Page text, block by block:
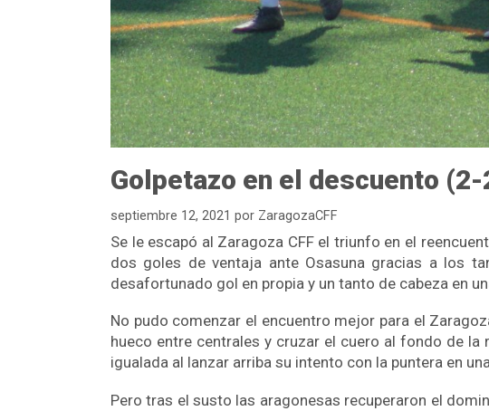
Golpetazo en el descuento (2-
septiembre 12, 2021 por ZaragozaCFF
Se le escapó al Zaragoza CFF el triunfo en el
dos goles de ventaja ante Osasuna gracias a los
desafortunado gol en propia y un tanto de cabeza en
No pudo comenzar el encuentro mejor para el
hueco entre centrales y cruzar el cuero al fondo de la
igualada al lanzar arriba su intento con la puntera en
Pero tras el susto las aragonesas recuperaron el